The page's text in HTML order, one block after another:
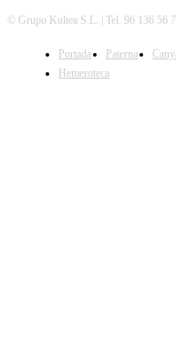
© Grupo Kultea S.L. | Tel. 96 136 56
Portada Paterna
Hemeroteca